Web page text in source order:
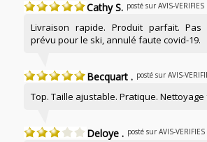
Cathy S. posté sur AVIS-VERIFIES
Livraison rapide. Produit parfait. Pas
prévu pour le ski, annulé faute covid-19.
Becquart . posté sur AVIS-
Top. Taille ajustable. Pratique. Nettoyage
Deloye . posté sur AVIS-VERIFIES